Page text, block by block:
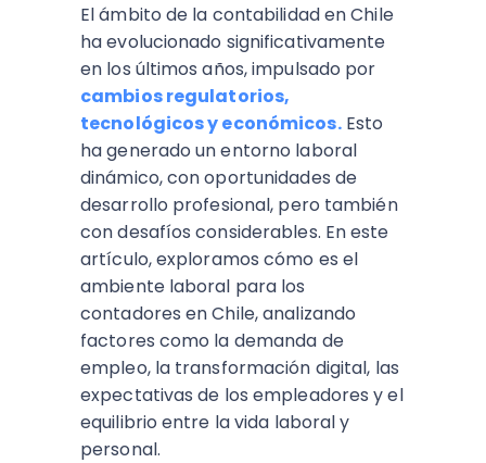
El ámbito de la contabilidad en Chile
ha evolucionado significativamente
en los últimos años, impulsado por
cambios regulatorios,
tecnológicos y económicos.Esto
ha generado un entorno laboral
dinámico, con oportunidades de
desarrollo profesional, pero también
con desafíos considerables. En este
artículo, exploramos cómo es el
ambiente laboral para los
contadores en Chile, analizando
factores como la demanda de
empleo, la transformación digital, las
expectativas de los empleadores y el
equilibrio entre la vida laboral y
personal.